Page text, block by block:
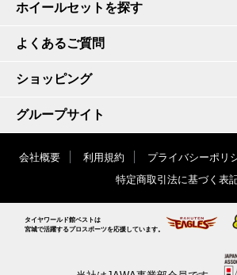
ホイールセットを探す
よくあるご質問
ショッピング
グループサイト
会社概要 利用規約 プライバシーポリ
特定商取引法に基づく表
タイヤワールド館ベストは
宮城で活躍するプロスポーツを応援しています。